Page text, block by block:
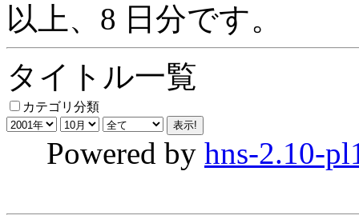
以上、8 日分です。
タイトル一覧
カテゴリ分類
Powered by hns-2.10-